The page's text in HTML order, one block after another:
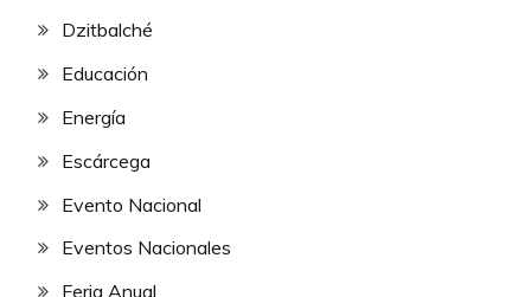
Dzitbalché
Educación
Energía
Escárcega
Evento Nacional
Eventos Nacionales
Feria Anual